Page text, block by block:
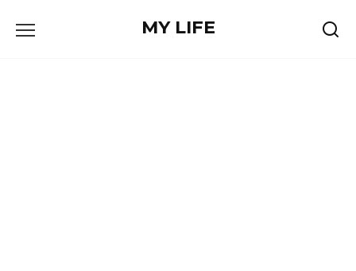
MY LIFE